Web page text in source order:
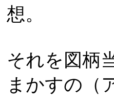
想。
それを図柄
まかすの（